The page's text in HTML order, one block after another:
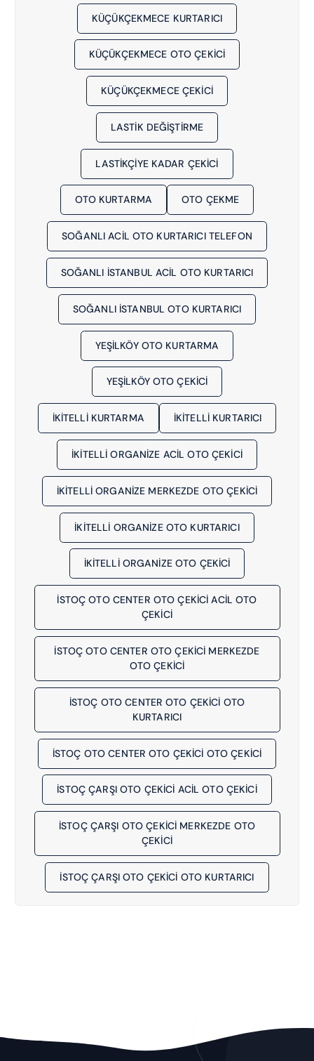
KÜÇÜKÇEKMECE KURTARICI
KÜÇÜKÇEKMECE OTO ÇEKICI
KÜÇÜKÇEKMECE ÇEKICI
LASTIK DEĞIŞTIRME
LASTIKÇIYE KADAR ÇEKICI
OTO KURTARMA OTO ÇEKME
SOĞANLI ACIL OTO KURTARICI TELEFON
SOĞANLI İSTANBUL ACIL OTO KURTARICI
SOĞANLI İSTANBUL OTO KURTARICI
YEŞILKÖY OTO KURTARMA
YEŞILKÖY OTO ÇEKICI
İKITELLI KURTARMA İKITELLI KURTARICI
İKİTELLİ ORGANİZE ACIL OTO ÇEKICI
İKİTELLİ ORGANİZE MERKEZDE OTO ÇEKICI
İKİTELLİ ORGANİZE OTO KURTARICI
İKİTELLİ ORGANİZE OTO ÇEKICI
İSTOÇ OTO CENTER OTO ÇEKİCİ ACIL OTO
ÇEKICI
İSTOÇ OTO CENTER OTO ÇEKİCİ MERKEZDE
OTO ÇEKICI
İSTOÇ OTO CENTER OTO ÇEKİCİ OTO
KURTARICI
İSTOÇ OTO CENTER OTO ÇEKİCİ OTO ÇEKICI
İSTOÇ ÇARŞI OTO ÇEKİCİ ACIL OTO ÇEKICI
İSTOÇ ÇARŞI OTO ÇEKİCİ MERKEZDE OTO
ÇEKICI
İSTOÇ ÇARŞI OTO ÇEKİCİ OTO KURTARICI